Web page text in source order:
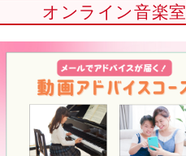
オンライン音楽室